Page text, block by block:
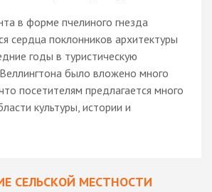
в форме пчелиного гнезда
сердца поклонников архитектуры
годы в туристическую
было вложено много
посетителям предлагается много
культуры, истории и
СЕЛЬСКОЙ МЕСТНОСТИ